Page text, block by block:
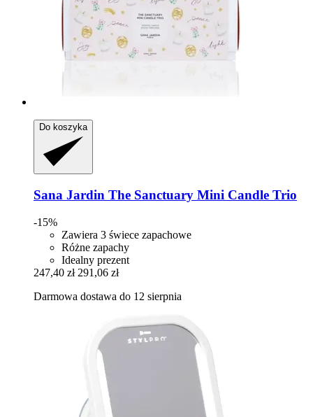
Do koszyka
Sana Jardin The Sanctuary Mini Candle Trio
-15%
Zawiera 3 świece zapachowe
Różne zapachy
Idealny prezent
247,40 zł 291,06 zł
Darmowa dostawa do 12 sierpnia